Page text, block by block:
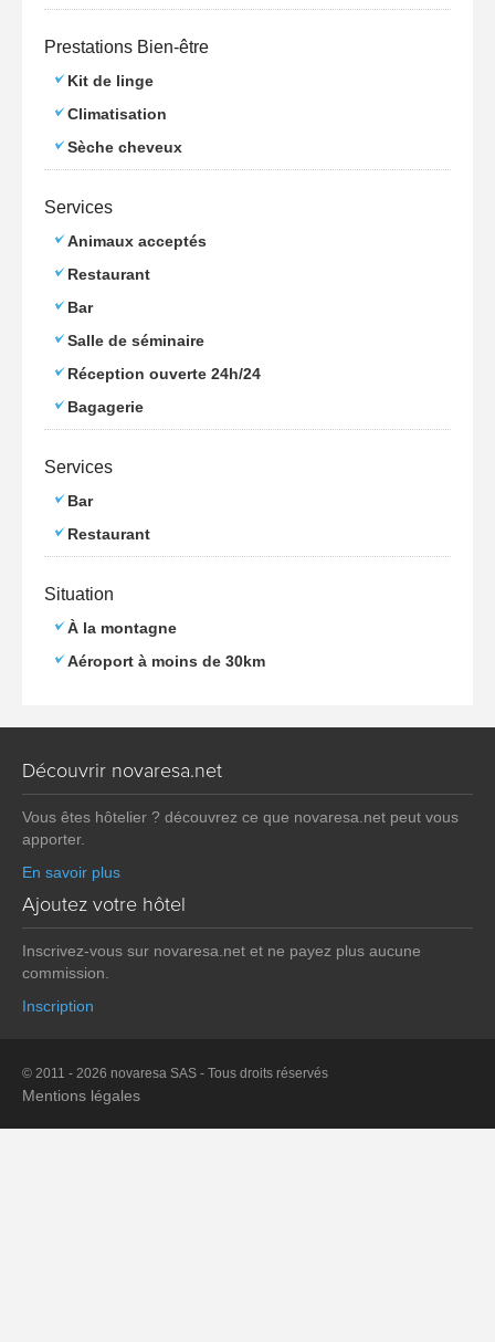
Prestations Bien-être
Kit de linge
Climatisation
Sèche cheveux
Services
Animaux acceptés
Restaurant
Bar
Salle de séminaire
Réception ouverte 24h/24
Bagagerie
Services
Bar
Restaurant
Situation
À la montagne
Aéroport à moins de 30km
Découvrir novaresa.net
Vous êtes hôtelier ? découvrez ce que novaresa.net peut vous
apporter.
En savoir plus
Ajoutez votre hôtel
Inscrivez-vous sur novaresa.net et ne payez plus aucune
commission.
Inscription
© 2011 - 2026 novaresa SAS - Tous droits réservés
Mentions légales